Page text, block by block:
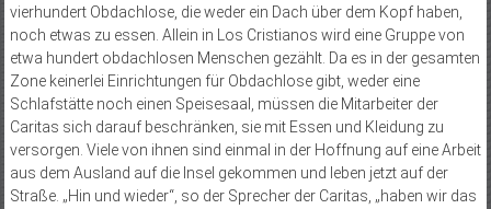
vierhundert Obdachlose, die weder ein Dach über dem Kopf haben,
noch etwas zu essen. Allein in Los Cristianos wird eine Gruppe von
etwa hundert obdachlosen Menschen gezählt. Da es in der gesamten
Zone keinerlei Einrichtungen für Obdachlose gibt, weder eine
Schlafstätte noch einen Speisesaal, müssen die Mitarbeiter der
Caritas sich darauf beschränken, sie mit Essen und Kleidung zu
versorgen. Viele von ihnen sind einmal in der Hoffnung auf eine Arbeit
aus dem Ausland auf die Insel gekommen und leben jetzt auf der
Straße. „Hin und wieder“, so der Sprecher der Caritas, „haben wir das